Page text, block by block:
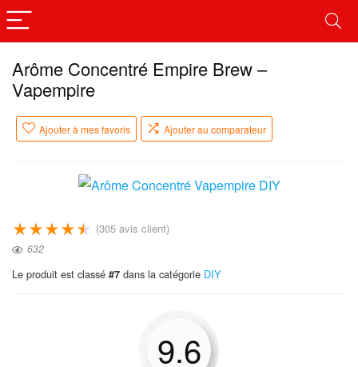
Arôme Concentré Empire Brew –
Vapempire
Ajouter à mes favoris Ajouter au comparateur
★★★★★ (305 avis client)
632
Le produit est classé #7 dans la catégorie DIY
9.6